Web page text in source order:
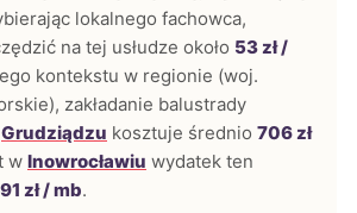
lokalnego fachowca,
na tej usłudze około 53 zł /
kontekstu w regionie (woj.
zakładanie balustrady
Grudziądzu kosztuje średnio 706 zł
w Inowrocławiu wydatek ten
zł / mb.